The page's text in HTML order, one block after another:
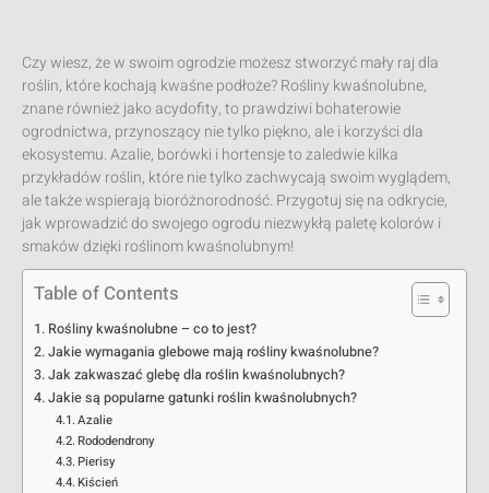
Czy wiesz, że w swoim ogrodzie możesz stworzyć mały raj dla
roślin, które kochają kwaśne podłoże? Rośliny kwaśnolubne,
znane również jako acydofity, to prawdziwi bohaterowie
ogrodnictwa, przynoszący nie tylko piękno, ale i korzyści dla
ekosystemu. Azalie, borówki i hortensje to zaledwie kilka
przykładów roślin, które nie tylko zachwycają swoim wyglądem,
ale także wspierają bioróżnorodność. Przygotuj się na odkrycie,
jak wprowadzić do swojego ogrodu niezwykłą paletę kolorów i
smaków dzięki roślinom kwaśnolubnym!
Table of Contents
Rośliny kwaśnolubne – co to jest?
Jakie wymagania glebowe mają rośliny kwaśnolubne?
Jak zakwaszać glebę dla roślin kwaśnolubnych?
Jakie są popularne gatunki roślin kwaśnolubnych?
Azalie
Rododendrony
Pierisy
Kiścień